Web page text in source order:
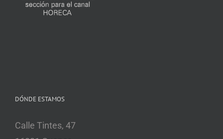
DÓNDE ESTAMOS
Calle Tintes, 47